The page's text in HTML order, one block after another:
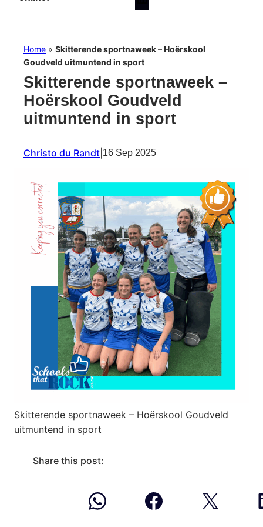
Home » Skitterende sportnaweek – Hoërskool
Goudveld uitmuntend in sport
Skitterende sportnaweek –
Hoërskool Goudveld
uitmuntend in sport
Christo du Randt 16 Sep 2025
Skitterende sportnaweek – Hoërskool Goudveld
uitmuntend in sport
Share this post: